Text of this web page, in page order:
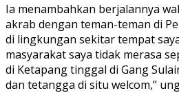
Ia menambahkan berjalannya
akrab dengan teman-teman di
di lingkungan sekitar tempat
masyarakat saya tidak merasa
di Ketapang tinggal di Gang
dan tetangga di situ welcom,”